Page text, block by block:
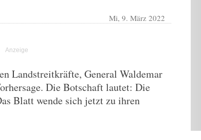
Mi, 9. März 2022
Landstreitkräfte, General Waldemar
Die Botschaft lautet: Die
Blatt wende sich jetzt zu ihren